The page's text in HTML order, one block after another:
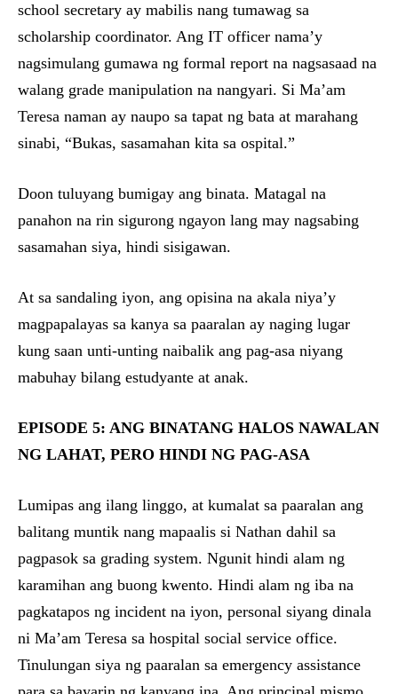
school secretary ay mabilis nang tumawag sa
scholarship coordinator. Ang IT officer nama’y
nagsimulang gumawa ng formal report na nagsasaad na
walang grade manipulation na nangyari. Si Ma’am
Teresa naman ay naupo sa tapat ng bata at marahang
sinabi, “Bukas, sasamahan kita sa ospital.”
Doon tuluyang bumigay ang binata. Matagal na
panahon na rin sigurong ngayon lang may nagsabing
sasamahan siya, hindi sisigawan.
At sa sandaling iyon, ang opisina na akala niya’y
magpapalayas sa kanya sa paaralan ay naging lugar
kung saan unti-unting naibalik ang pag-asa niyang
mabuhay bilang estudyante at anak.
EPISODE 5: ANG BINATANG HALOS NAWALAN
NG LAHAT, PERO HINDI NG PAG-ASA
Lumipas ang ilang linggo, at kumalat sa paaralan ang
balitang muntik nang mapaalis si Nathan dahil sa
pagpasok sa grading system. Ngunit hindi alam ng
karamihan ang buong kwento. Hindi alam ng iba na
pagkatapos ng incident na iyon, personal siyang dinala
ni Ma’am Teresa sa hospital social service office.
Tinulungan siya ng paaralan sa emergency assistance